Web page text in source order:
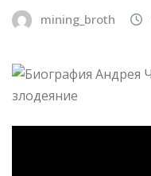
mining_broth